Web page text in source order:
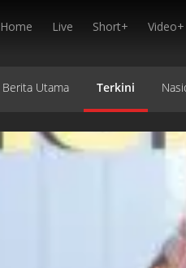
Home Live Short+ Video+
Berita Utama Terkini